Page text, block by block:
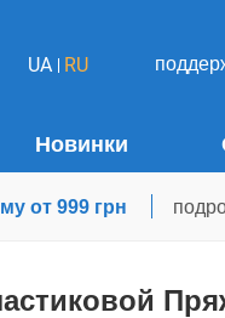
UA RU
Новинки
от 999 грн